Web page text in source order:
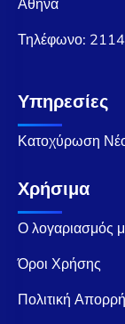
Τηλέφωνο:
Υπηρεσίες
Κατοχύρωση
Χρήσιμα
Ο λογαριασμός
Όροι Χρήσης
Πολιτική